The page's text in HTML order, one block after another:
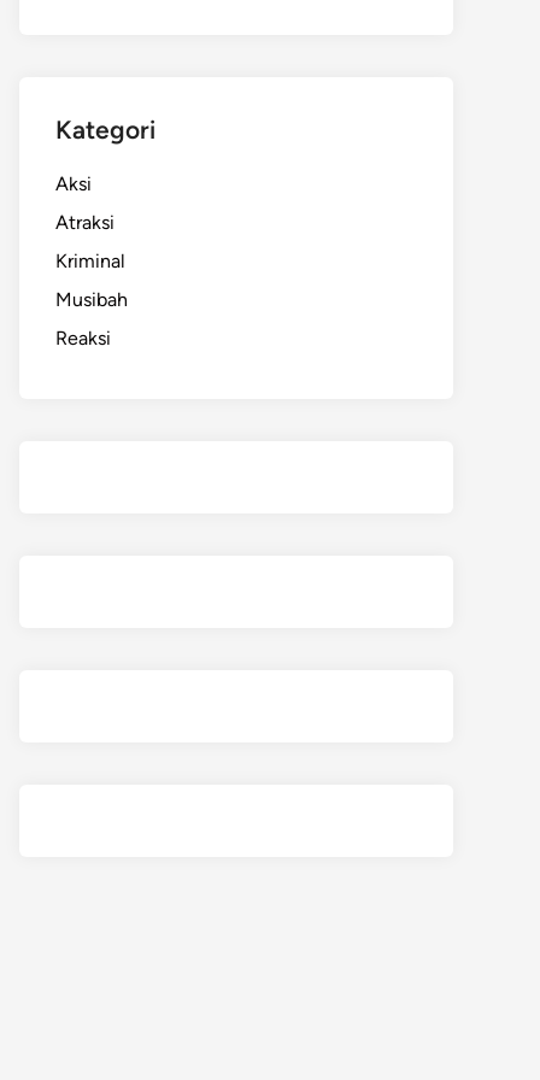
Kategori
Aksi
Atraksi
Kriminal
Musibah
Reaksi